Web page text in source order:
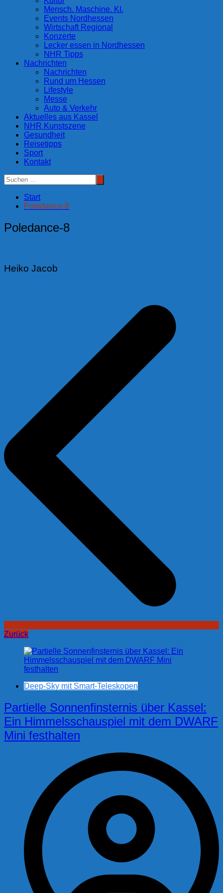
Mensch. Maschine. KI.
Events Nordhessen
Wirtschaft Regional
Konzerte
Lecker essen in Nordhessen
NHR Tipps
Nachrichten
Nachrichten
Rund um Hessen
Lifestyle
Messe
Auto & Verkehr
Aktuelles aus Kassel
NHR Kunstszene
Gesundheit
Reisetipps
Sport
Kontakt
Start
Poledance-8
Poledance-8
Heiko Jacob
Zurück
Deep-Sky mit Smart-Teleskopen
Partielle Sonnenfinsternis über Kassel:
Ein Himmelsschauspiel mit dem DWARF
Mini festhalten